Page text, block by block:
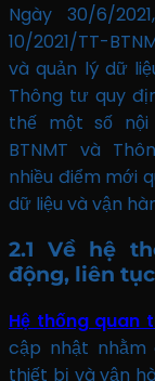
Ngày 30/6/
10/2021/TT-
và quản lý dữ
Thông tư quy
thế một số nội
BTNMT và
nhiều điểm mới
dữ liệu và vận
2.1 Về hệ
động, liên tục
Hệ thống quan
cập nhật nhằm
thiết bị và vận